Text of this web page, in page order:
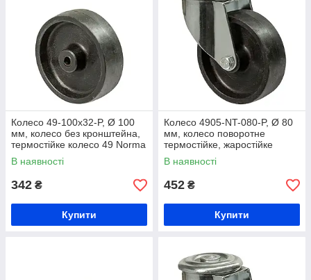
Колесо 49-100х32-P, Ø 100
мм, колесо без кронштейна,
термостійке колесо 49 Norma
Term, жаростійке колесо з
термопластичного сплаву
В наявності
342 ₴
Купити
Колесо 4905-NT-080-P, Ø 80
мм, колесо поворотне
термостійке, жаростійке
колесо на візок, колесо на
виробництво термопластичне
В наявності
452 ₴
Купити